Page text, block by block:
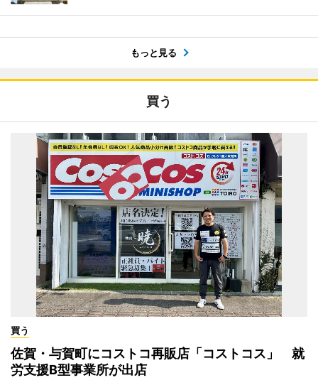
もっと見る
買う
買う
佐賀・与賀町にコストコ再販店「コストコス」 就
労支援B型事業所が出店